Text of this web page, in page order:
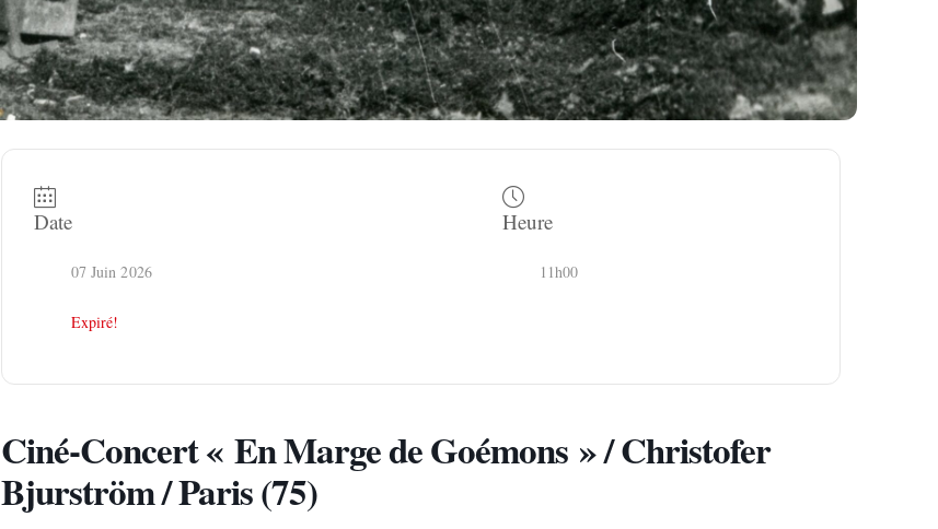
Date
07 Juin 2026
Expiré!
Heure
11h00
Ciné-Concert « En Marge de Goémons » / Christofer
Bjurström / Paris (75)